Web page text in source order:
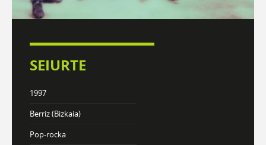
SEIURTE
1997
Berriz (Bizkaia)
Pop-rocka